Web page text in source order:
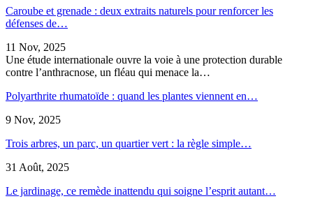
Caroube et grenade : deux extraits naturels pour renforcer les
défenses de…
11 Nov, 2025
Une étude internationale ouvre la voie à une protection durable
contre l’anthracnose, un fléau qui menace la…
Polyarthrite rhumatoïde : quand les plantes viennent en…
9 Nov, 2025
Trois arbres, un parc, un quartier vert : la règle simple…
31 Août, 2025
Le jardinage, ce remède inattendu qui soigne l’esprit autant…